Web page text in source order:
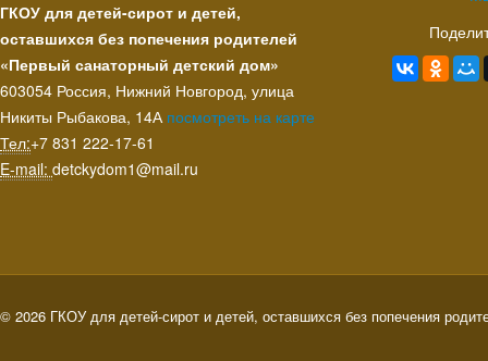
ГКОУ для детей-сирот и детей,
оставшихся без попечения родителей
«Первый санаторный детский дом»
603054 Россия, Нижний Новгород, улица
Никиты Рыбакова, 14А посмотреть на карте
Тел:+7 831 222‑17-61
E-mail: detckydom1@mail.ru
© 2026 ГКОУ для детей-сирот и детей, оставшихся без попечения